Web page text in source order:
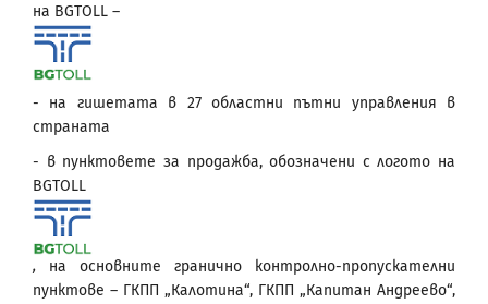
на BGTOLL –
- на гишетата в 27 областни пътни управления в
страната
- в пунктовете за продажба, обозначени с логото на
BGTOLL
, на основните гранично контролно-пропускателни
пунктове – ГКПП „Калотина“, ГКПП „Капитан Андреево“,